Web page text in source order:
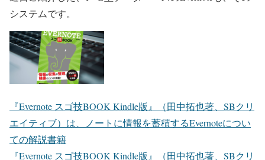
システムです。
『Evernote スゴ技BOOK Kindle版』（田中拓也著、SBクリ
エイティブ）は、ノートに情報を蓄積するEvernoteについ
ての解説書籍
『Evernote スゴ技BOOK Kindle版』（田中拓也著、SBクリ